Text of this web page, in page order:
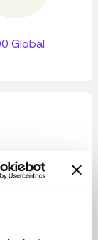
Global